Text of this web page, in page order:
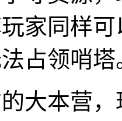
家同样
占领哨塔
大本营